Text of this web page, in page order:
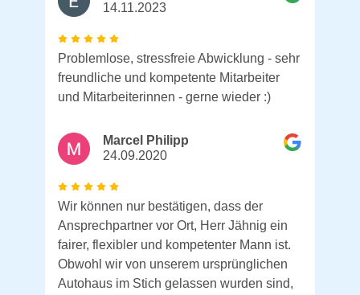
14.11.2023
Problemlose, stressfreie Abwicklung - sehr
freundliche und kompetente Mitarbeiter
und Mitarbeiterinnen - gerne wieder :)
Marcel Philipp
24.09.2020
Wir können nur bestätigen, dass der
Ansprechpartner vor Ort, Herr Jähnig ein
fairer, flexibler und kompetenter Mann ist.
Obwohl wir von unserem ursprünglichen
Autohaus im Stich gelassen wurden sind,